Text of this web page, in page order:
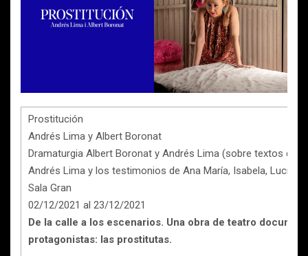
Prostitución
Andrés Lima y Albert Boronat
Dramaturgia Albert Boronat y Andrés Lima (sobre textos de
Andrés Lima y los testimonios de Ana María, Isabela, Lucía,
Sala Gran
02/12/2021 al 23/12/2021
De la calle a los escenarios. Una obra de teatro
protagonistas: las prostitutas.